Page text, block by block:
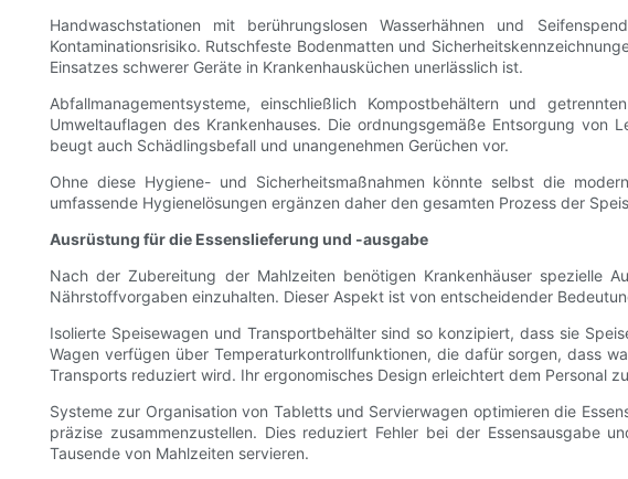
Handwaschstationen mit berührungslosen Wasserhähnen und
Kontaminationsrisiko. Rutschfeste Bodenmatten und
Einsatzes schwerer Geräte in Krankenhausküchen unerlässlich ist.
Abfallmanagementsysteme, einschließlich Kompostbehältern und
Umweltauflagen des Krankenhauses. Die ordnungsgemäße Entsorgung
beugt auch Schädlingsbefall und unangenehmen Gerüchen vor.
Ohne diese Hygiene- und Sicherheitsmaßnahmen könnte selbst die
umfassende Hygienelösungen ergänzen daher den gesamten Prozess der
Ausrüstung für die Essenslieferung und -ausgabe
Nach der Zubereitung der Mahlzeiten benötigen Krankenhäuser spezielle
Nährstoffvorgaben einzuhalten. Dieser Aspekt ist von entscheidender
Isolierte Speisewagen und Transportbehälter sind so konzipiert, dass sie
Wagen verfügen über Temperaturkontrollfunktionen, die dafür sorgen, dass
Transports reduziert wird. Ihr ergonomisches Design erleichtert dem Personal
Systeme zur Organisation von Tabletts und Servierwagen optimieren die
präzise zusammenzustellen. Dies reduziert Fehler bei der Essensausgabe
Tausende von Mahlzeiten servieren.